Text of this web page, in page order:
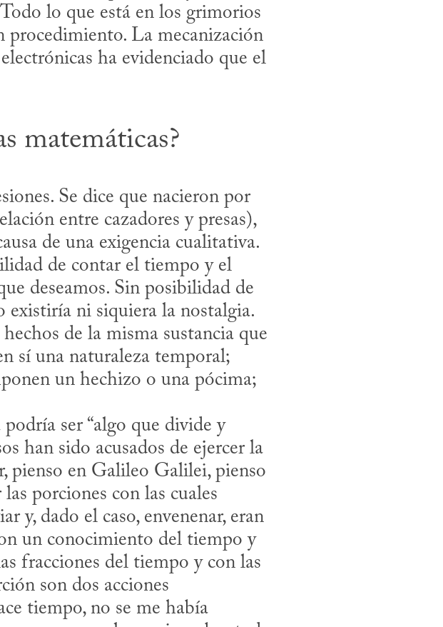
lo que está en los grimorios
procedimiento. La mecanización
ha evidenciado que el
matemáticas?
Se dice que nacieron por
entre cazadores y presas),
de una exigencia cualitativa.
de contar el tiempo y el
deseamos. Sin posibilidad de
existiría ni siquiera la nostalgia.
de la misma sustancia que
sí una naturaleza temporal;
un hechizo o una pócima;
han sido acusados de ejercer la
pienso en Galileo Galilei, pienso
porciones con las cuales
y, dado el caso, envenenar, eran
un conocimiento del tiempo y
fracciones del tiempo y con las
son dos acciones
tiempo, no se me había